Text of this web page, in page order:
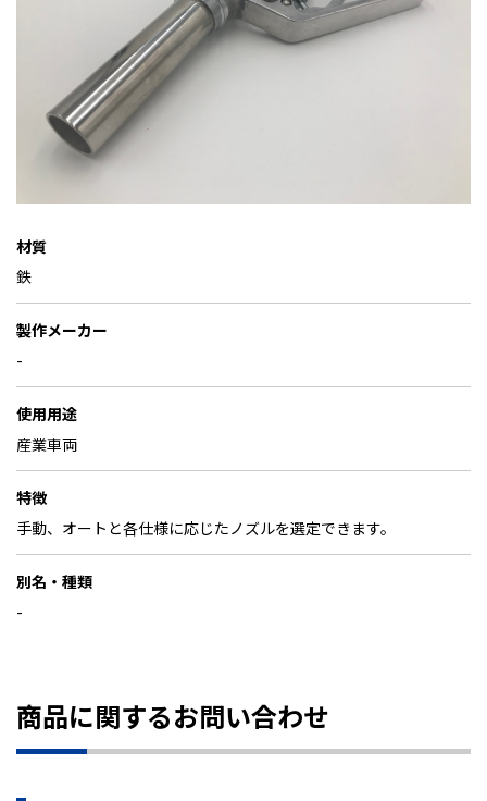
材質
鉄
製作メーカー
-
使用用途
産業車両
特徴
手動、オートと各仕様に応じたノズルを選定できます。
別名・種類
-
商品に関するお問い合わせ